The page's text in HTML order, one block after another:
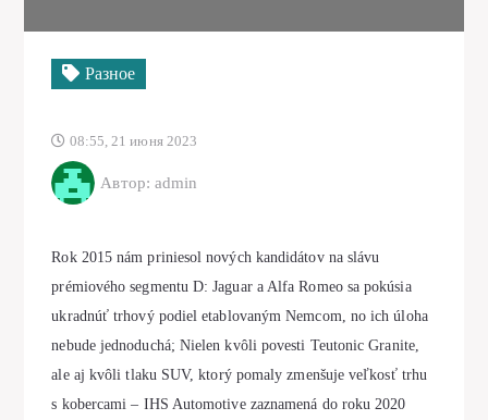
Разное
08:55, 21 июня 2023
Автор: admin
Rok 2015 nám priniesol nových kandidátov na slávu
prémiového segmentu D: Jaguar a Alfa Romeo sa pokúsia
ukradnúť trhový podiel etablovaným Nemcom, no ich úloha
nebude jednoduchá; Nielen kvôli povesti Teutonic Granite,
ale aj kvôli tlaku SUV, ktorý pomaly zmenšuje veľkosť trhu
s kobercami – IHS Automotive zaznamená do roku 2020